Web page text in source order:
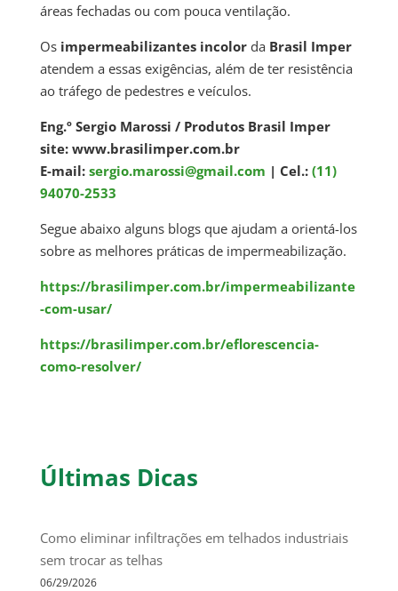
áreas fechadas ou com pouca ventilação.
Os impermeabilizantes incolorda Brasil Imper
atendem a essas exigências, além de ter resistência
ao tráfego de pedestres e veículos.
Eng.º Sergio Marossi / Produtos Brasil Imper
site: www.brasilimper.com.br
E-mail: sergio.marossi@gmail.com | Cel.: (11)
94070-2533
Segue abaixo alguns blogs que ajudam a orientá-los
sobre as melhores práticas de impermeabilização.
https://brasilimper.com.br/impermeabilizante
-com-usar/
https://brasilimper.com.br/eflorescencia-
como-resolver/
Últimas Dicas
Como eliminar infiltrações em telhados industriais
sem trocar as telhas
06/29/2026